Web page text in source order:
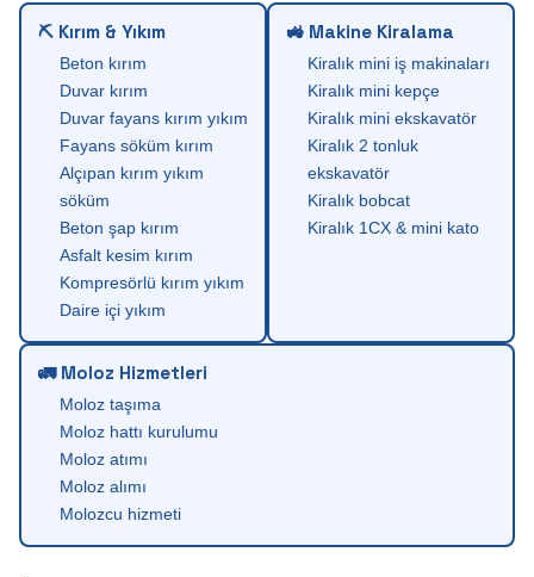
⛏ Kırım & Yıkım
Beton kırım
Duvar kırım
Duvar fayans kırım yıkım
Fayans söküm kırım
Alçıpan kırım yıkım
söküm
Beton şap kırım
Asfalt kesim kırım
Kompresörlü kırım yıkım
Daire içi yıkım
🚜 Makine Kiralama
Kiralık mini iş makinaları
Kiralık mini kepçe
Kiralık mini ekskavatör
Kiralık 2 tonluk
ekskavatör
Kiralık bobcat
Kiralık 1CX & mini kato
🚛 Moloz Hizmetleri
Moloz taşıma
Moloz hattı kurulumu
Moloz atımı
Moloz alımı
Molozcu hizmeti